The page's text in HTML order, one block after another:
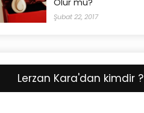
Olur mu?
Şubat 22, 2017
Lerzan Kara'dan kimdir ?